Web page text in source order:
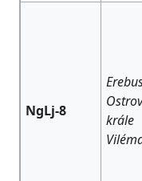
NgLj-8
krále